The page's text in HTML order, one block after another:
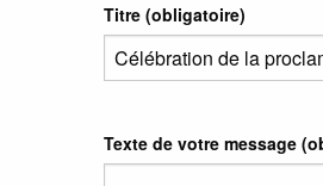
Titre (obligatoire)
Texte de votre message